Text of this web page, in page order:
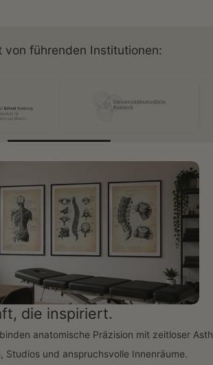
von führenden Institutionen:
die inspiriert.
anatomische Präzision mit zeitloser
Studios und anspruchsvolle Innenräume.